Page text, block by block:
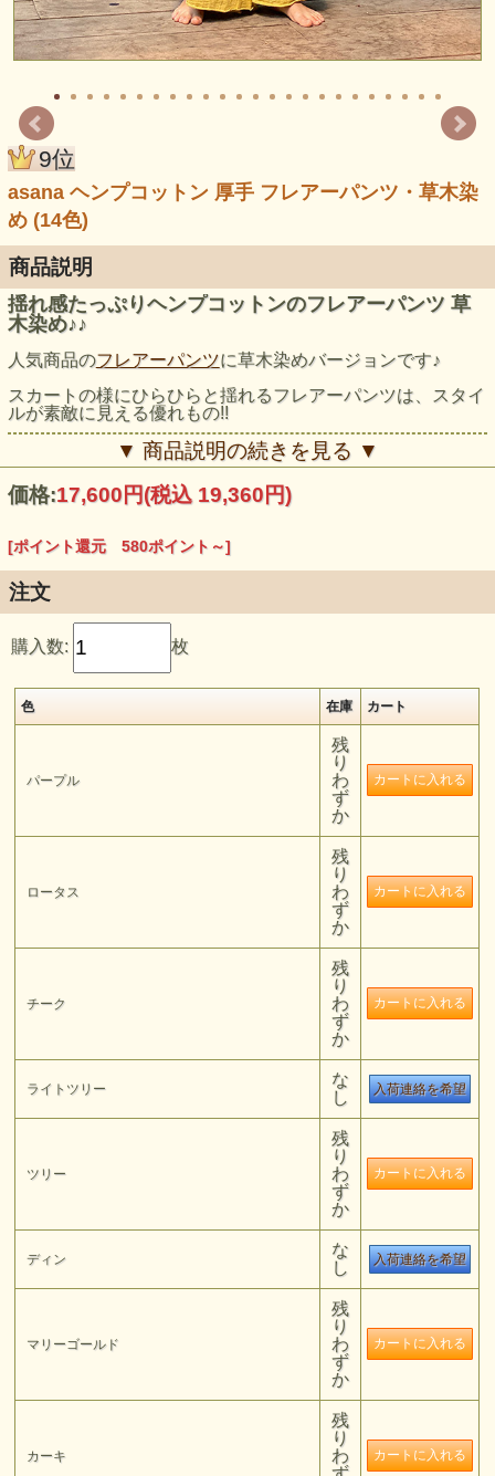
9位
asana ヘンプコットン 厚手 フレアーパンツ・草木染
め (14色)
商品説明
揺れ感たっぷりヘンプコットンのフレアーパンツ 草
木染め♪♪
人気商品のフレアーパンツに草木染めバージョンです♪
スカートの様にひらひらと揺れるフレアーパンツは、スタイ
ルが素敵に見える優れもの!!
ウエストには柔らかい生地を採用しているので履き心地良い
☆折り返せば、ズレ落ちる事はありませんよッ。
モデル身長：159cm
▼ 商品説明の続きを見る ▼
価格:17,600円(税込 19,360円)
[ポイント還元 580ポイント～]
注文
購入数: 枚
色 在庫 カート
パープル
残
り
わ
ず
か
ロータス
残
り
わ
ず
か
チーク
残
り
わ
ず
か
ライトツリー
な
し
入荷連絡を希望
ツリー
残
り
わ
ず
か
ディン
な
し
入荷連絡を希望
マリーゴールド
残
り
わ
ず
か
カーキ
残
り
わ